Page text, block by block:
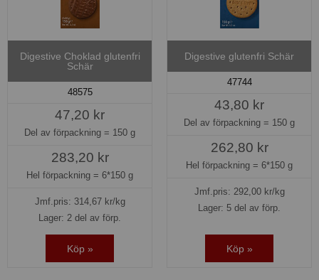
Digestive Choklad glutenfri
Schär
48575
47,20 kr
Del av förpackning = 150 g
283,20 kr
Hel förpackning = 6*150 g
Jmf.pris: 314,67kr/kg
Lager: 2 del av förp.
Köp »
Digestive glutenfri Schär
47744
43,80 kr
Del av förpackning = 150 g
262,80 kr
Hel förpackning = 6*150 g
Jmf.pris: 292,00kr/kg
Lager: 5 del av förp.
Köp »